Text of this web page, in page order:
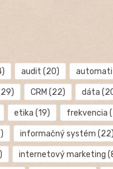
audit (20)
CRM (22) dáta
etika (19) frekvencia
informačný systém (22)
internetový marketing